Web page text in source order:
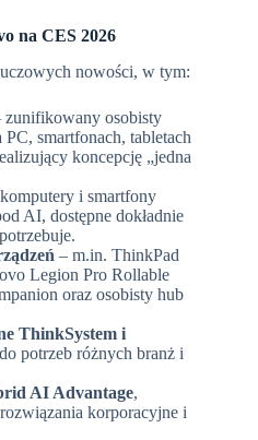
na CES 2026
nowości, w tym:
zunifikowany osobisty
PC, smartfonach, tabletach
koncepcję „jedna
i smartfony
AI, dostępne dokładnie
ądzeń – m.in. ThinkPad
Legion Pro Rollable
oraz osobisty hub
ThinkSystem i
potrzeb różnych branż i
AI Advantage,
korporacyjne i